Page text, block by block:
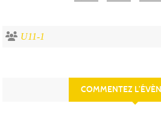
U11-1
COMMENTEZ